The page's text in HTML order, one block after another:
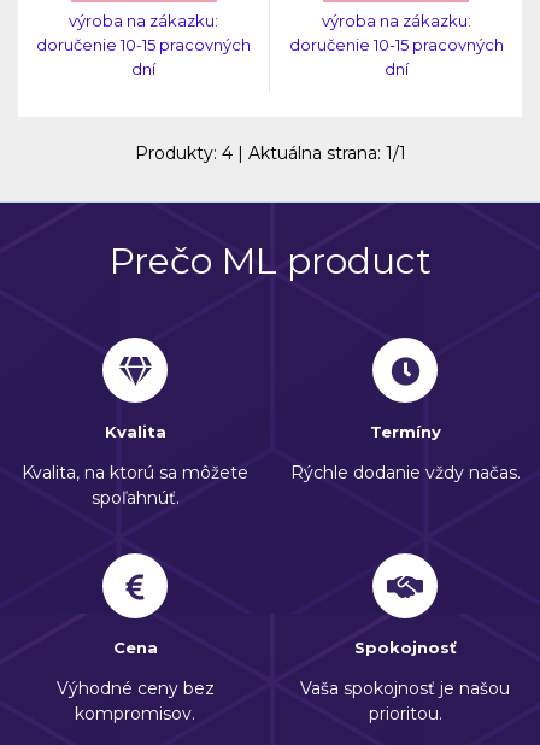
výroba na zákazku:
doručenie 10-15 pracovných
dní
výroba na zákazku:
doručenie 10-15 pracovných
dní
Produkty: 4| Aktuálna strana: 1/1
Prečo ML product
Kvalita
Kvalita, na ktorú sa môžete
spoľahnúť.
Termíny
Rýchle dodanie vždy načas.
Cena
Výhodné ceny bez
kompromisov.
Spokojnosť
Vaša spokojnosť je našou
prioritou.